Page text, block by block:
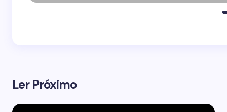
Ler Próximo